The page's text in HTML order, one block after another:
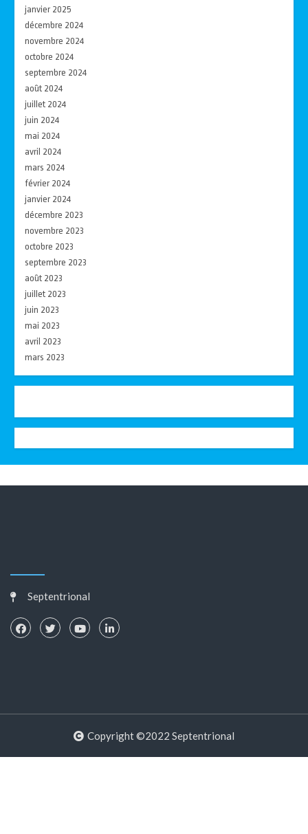
janvier 2025
décembre 2024
novembre 2024
octobre 2024
septembre 2024
août 2024
juillet 2024
juin 2024
mai 2024
avril 2024
mars 2024
février 2024
janvier 2024
décembre 2023
novembre 2023
octobre 2023
septembre 2023
août 2023
juillet 2023
juin 2023
mai 2023
avril 2023
mars 2023
Septentrional
Copyright ©2022 Septentrional